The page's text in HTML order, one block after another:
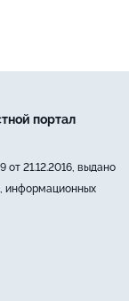
портал
21.12.2016, выдано
информационных